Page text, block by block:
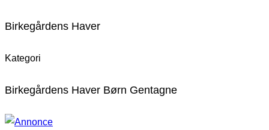
Birkegårdens Haver
Kategori
Birkegårdens Haver Børn Gentagne